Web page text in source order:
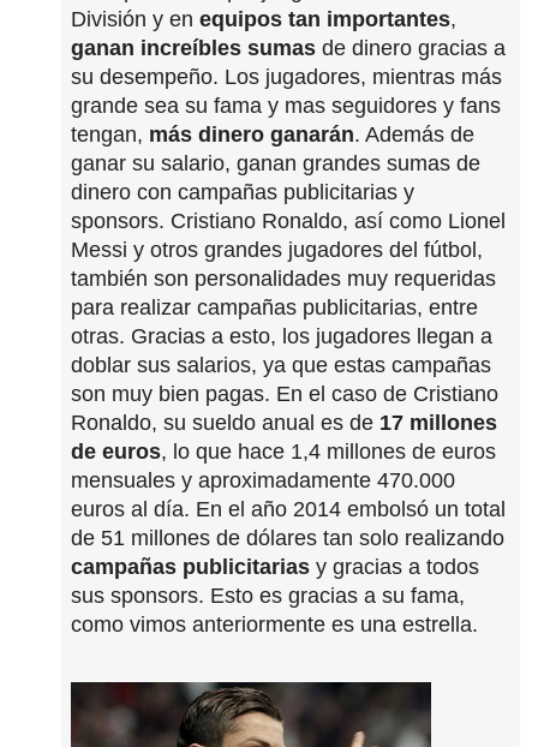
División y en equipos tan importantes,
ganan increíbles sumas de dinero gracias a
su desempeño. Los jugadores, mientras más
grande sea su fama y mas seguidores y fans
tengan, más dinero ganarán. Además de
ganar su salario, ganan grandes sumas de
dinero con campañas publicitarias y
sponsors. Cristiano Ronaldo, así como Lionel
Messi y otros grandes jugadores del fútbol,
también son personalidades muy requeridas
para realizar campañas publicitarias, entre
otras. Gracias a esto, los jugadores llegan a
doblar sus salarios, ya que estas campañas
son muy bien pagas. En el caso de Cristiano
Ronaldo, su sueldo anual es de 17 millones
de euros, lo que hace 1,4 millones de euros
mensuales y aproximadamente 470.000
euros al día. En el año 2014 embolsó un total
de 51 millones de dólares tan solo realizando
campañas publicitarias y gracias a todos
sus sponsors. Esto es gracias a su fama,
como vimos anteriormente es una estrella.